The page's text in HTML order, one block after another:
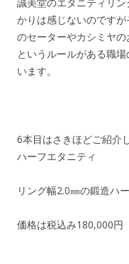
かりは感じないのです
のセーターやカシミヤ
というルールがある職
います。
6本目はさきほどご紹介
ハーフエタニティ
リング幅2.0㎜の鍛造ハ
価格は税込み180,000円